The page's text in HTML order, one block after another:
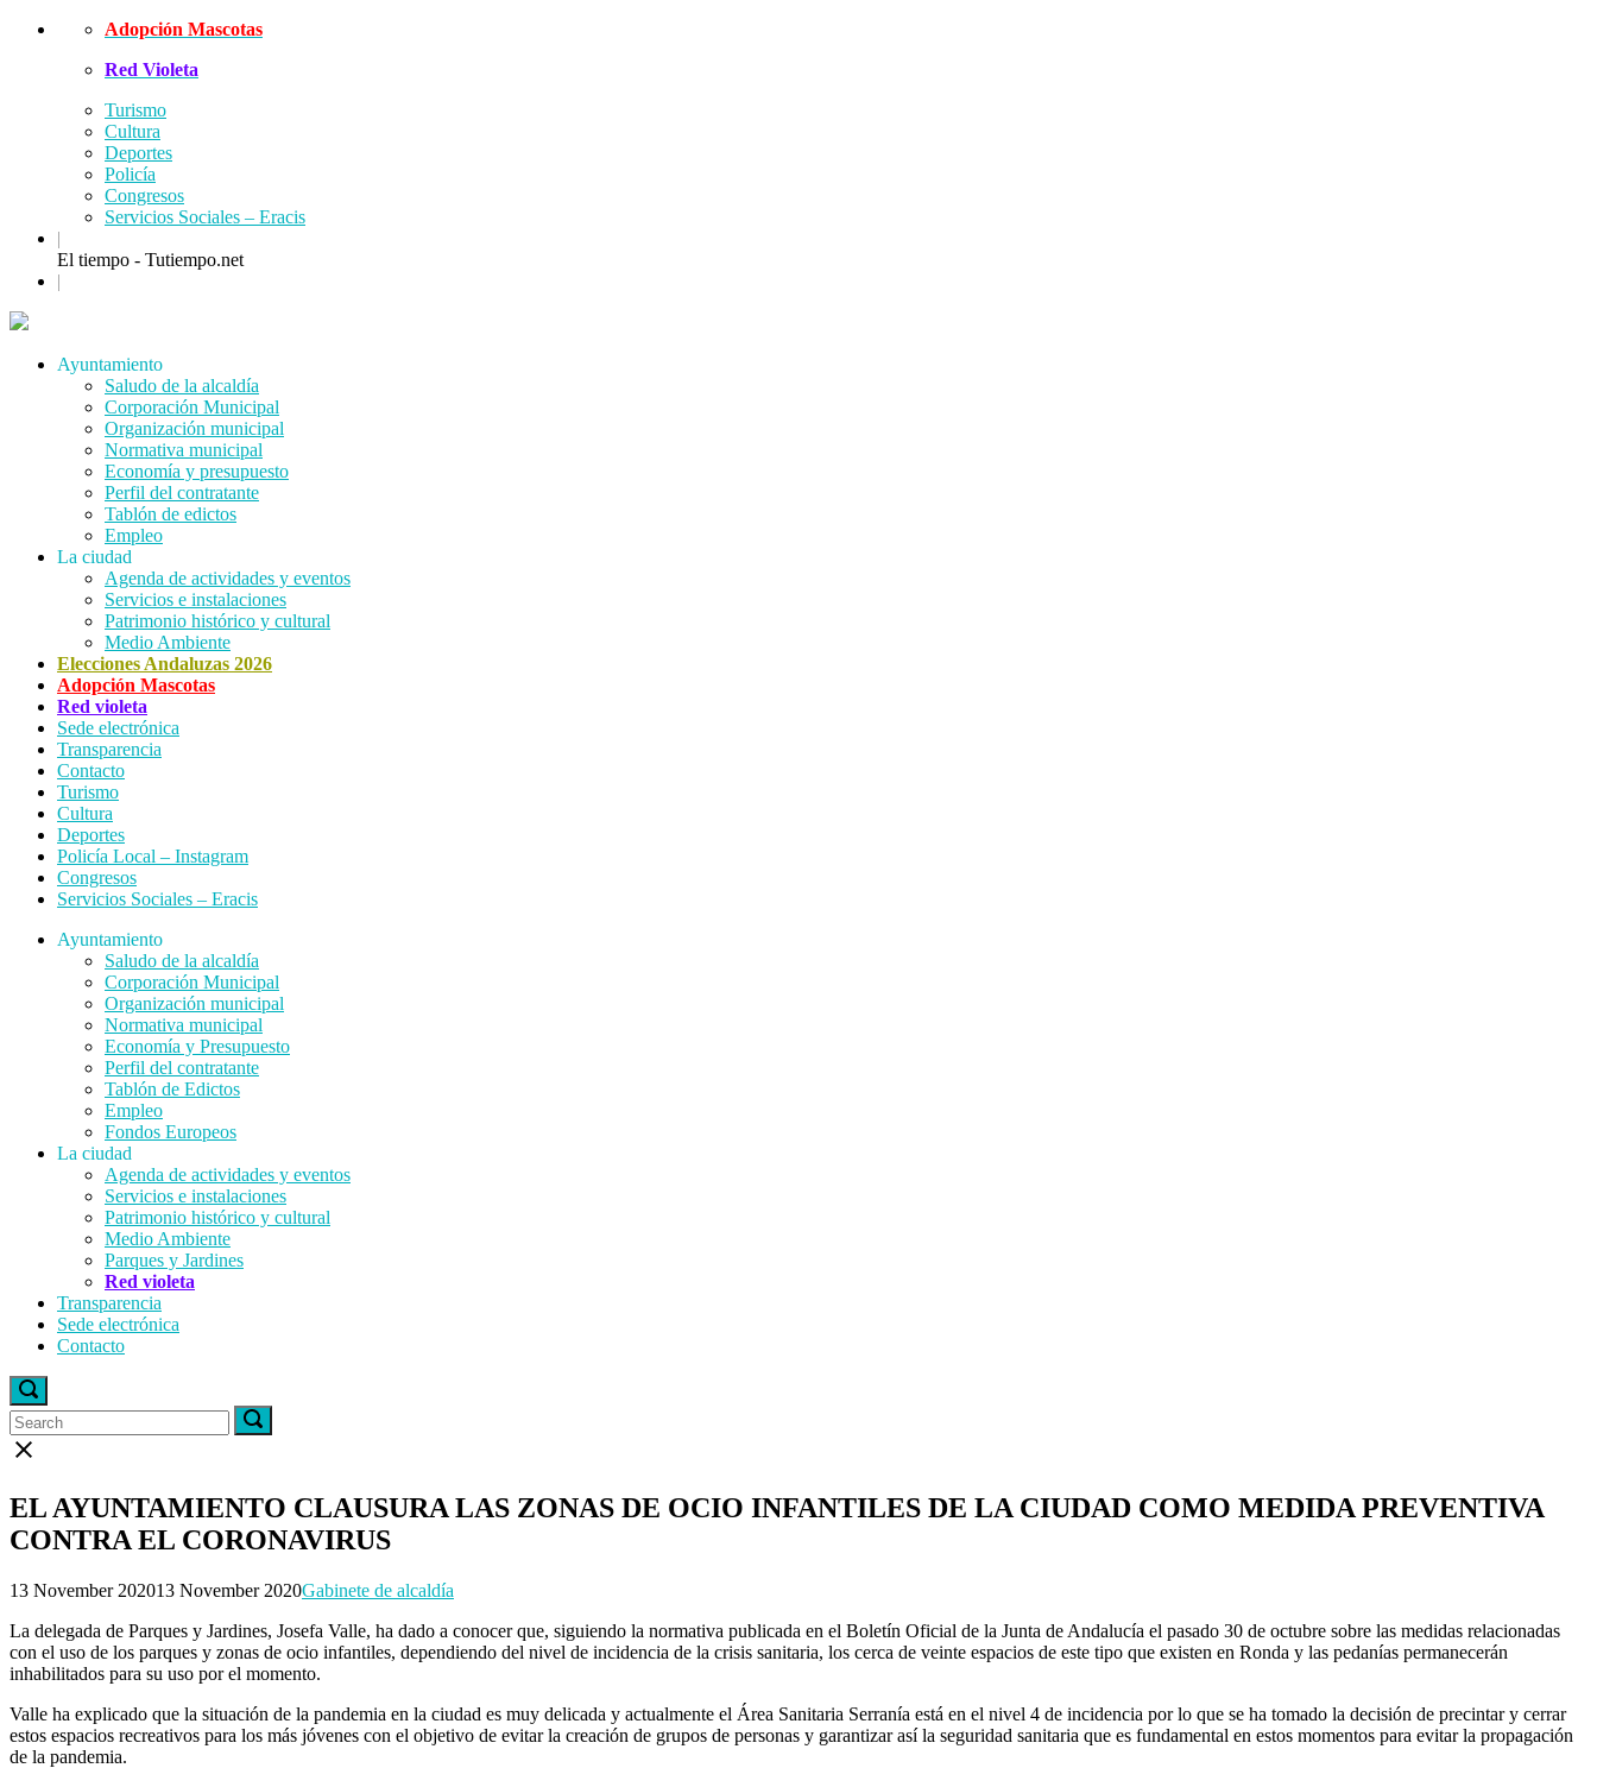
Skip
Adopción Mascotas
Red Violeta
Turismo
Cultura
Deportes
Policía
Congresos
Servicios Sociales – Eracis
|
El tiempo - Tutiempo.net
|
Menu
Ayuntamiento
Saludo de la alcaldía
Corporación Municipal
Organización municipal
Normativa municipal
Economía y presupuesto
Perfil del contratante
Tablón de edictos
Empleo
La ciudad
Agenda de actividades y eventos
Servicios e instalaciones
Patrimonio histórico y cultural
Medio Ambiente
Elecciones Andaluzas 2026
Adopción Mascotas
Red violeta
Sede electrónica
Transparencia
Contacto
Turismo
Cultura
Deportes
Policía Local – Instagram
Congresos
Servicios Sociales – Eracis
Ayuntamiento
Saludo de la alcaldía
Corporación Municipal
Organización municipal
Normativa municipal
Economía y Presupuesto
Perfil del contratante
Tablón de Edictos
Empleo
Fondos Europeos
La ciudad
Agenda de actividades y eventos
Servicios e instalaciones
Patrimonio histórico y cultural
Medio Ambiente
Parques y Jardines
Red violeta
Transparencia
Sede electrónica
Contacto
Open
search
bar
Search
for:
Search
for:
Search
Close
EL AYUNTAMIENTO CLAUSURA LAS ZONAS DE OCIO INFANTILES DE LA CIUDAD COMO MEDIDA PREVENTIVA
CONTRA EL CORONAVIRUS
13 November 202013 November 2020Gabinete de alcaldía
La delegada de Parques y Jardines, Josefa Valle, ha dado a conocer que, siguiendo la normativa publicada en el Boletín Oficial de la Junta de Andalucía el pasado 30 de octubre sobre las medidas relacionadas
con el uso de los parques y zonas de ocio infantiles, dependiendo del nivel de incidencia de la crisis sanitaria, los cerca de veinte espacios de este tipo que existen en Ronda y las pedanías permanecerán
inhabilitados para su uso por el momento.
Valle ha explicado que la situación de la pandemia en la ciudad es muy delicada y actualmente el Área Sanitaria Serranía está en el nivel 4 de incidencia por lo que se ha tomado la decisión de precintar y cerrar
estos espacios recreativos para los más jóvenes con el objetivo de evitar la creación de grupos de personas y garantizar así la seguridad sanitaria que es fundamental en estos momentos para evitar la propagación
de la pandemia.